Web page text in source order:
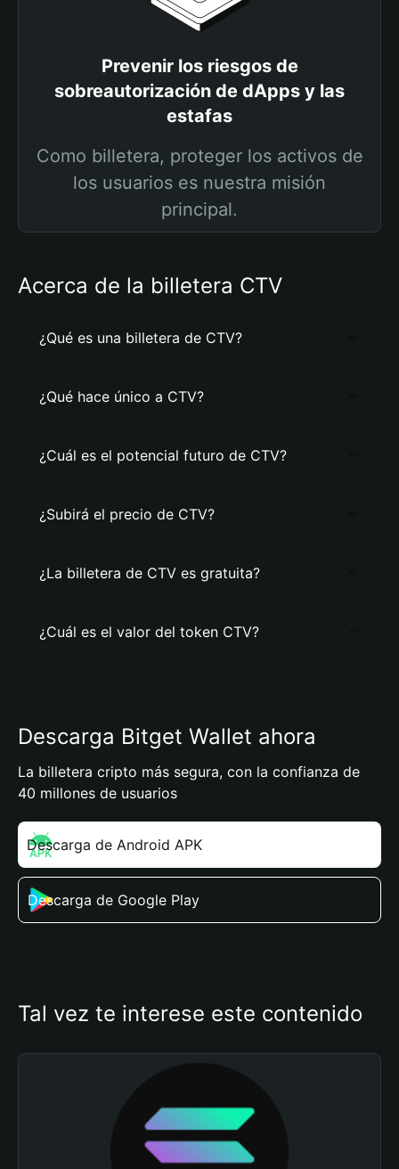
Prevenir los riesgos de
sobreautorización de dApps y las
estafas
Como billetera, proteger los activos de
los usuarios es nuestra misión
principal.
Acerca de la billetera CTV
¿Qué es una billetera de CTV?
¿Qué hace único a CTV?
¿Cuál es el potencial futuro de CTV?
¿Subirá el precio de CTV?
¿La billetera de CTV es gratuita?
¿Cuál es el valor del token CTV?
Descarga Bitget Wallet ahora
La billetera cripto más segura, con la confianza de
40 millones de usuarios
Descarga de Android APK
Descarga de Google Play
Tal vez te interese este contenido